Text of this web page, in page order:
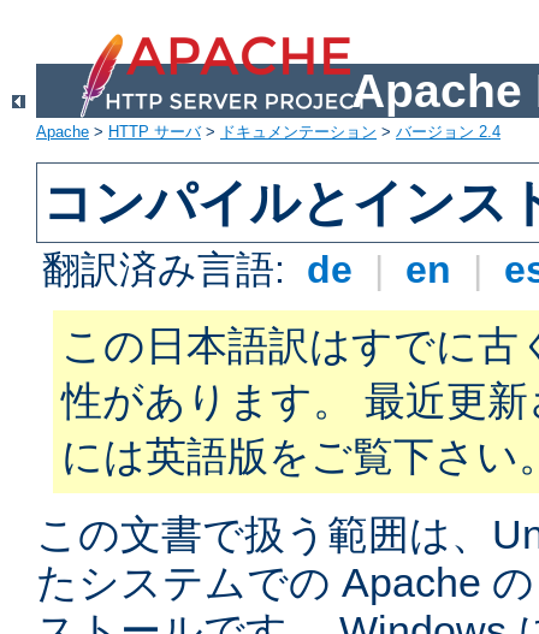
Apache
Apache > HTTP サーバ> ドキュメンテーション > バージョン 2.4
コンパイルとインス
翻訳済み言語: de | en |
この日本語訳はすでに古
性があります。 最近更
には英語版をご覧下さい
この文書で扱う範囲は、
たシステムでの Apache